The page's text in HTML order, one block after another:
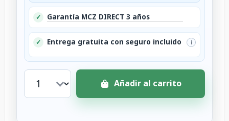
✓ Garantía MCZ DIRECT 3 años
✓ Entrega gratuita con seguro incluido i
Añadir al carrito